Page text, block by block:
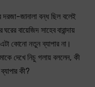
জানালা বন্ধ ছিল বলেই
বায়েজিদ সাহেব বারান্দায়
কোনো নতুন ব্যাপার না।
দেখে নিচু গলায় বললেন, কী
কী?